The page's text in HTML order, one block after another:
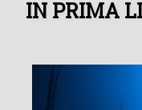
IN PRIMA